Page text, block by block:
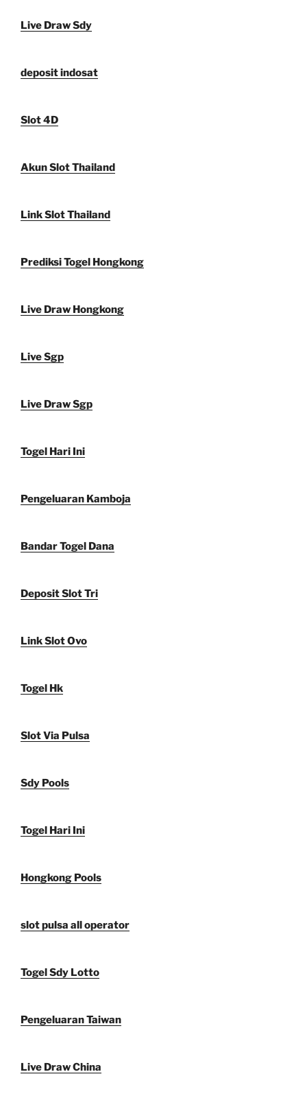
Live Draw Sdy
deposit indosat
Slot 4D
Akun Slot Thailand
Link Slot Thailand
Prediksi Togel Hongkong
Live Draw Hongkong
Live Sgp
Live Draw Sgp
Togel Hari Ini
Pengeluaran Kamboja
Bandar Togel Dana
Deposit Slot Tri
Link Slot Ovo
Togel Hk
Slot Via Pulsa
Sdy Pools
Togel Hari Ini
Hongkong Pools
slot pulsa all operator
Togel Sdy Lotto
Pengeluaran Taiwan
Live Draw China